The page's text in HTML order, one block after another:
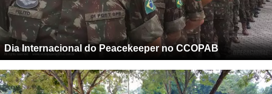
Dia Internacional do Peacekeeper no CCOPAB